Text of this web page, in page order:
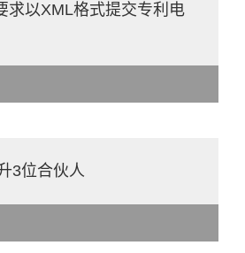
求以XML格式提交专利电
3位合伙人